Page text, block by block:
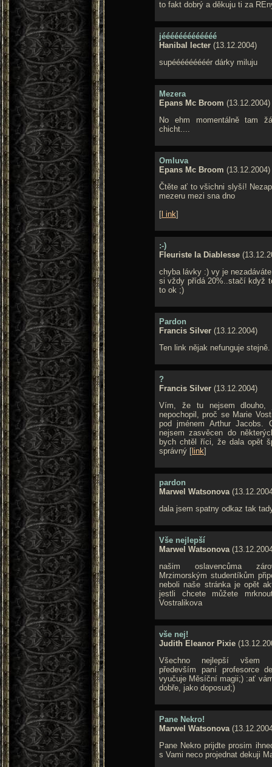
to fakt dobrý a děkuju ti za
jééééééééééééé
Hanibal lecter (13.12.2004)
supééééééééér dárky miluju
Mezera
Epans Mc Broom (13.12.2004)
No ehm momentálně tam
chicht....
Omluva
Epans Mc Broom (13.12.2004)
Čtěte ať to všichni slyší!
mezeru mezi sna dno
[ l ink]
:-)
Fleuriste la Diablesse
chyba lávky :) vy je
si vždy přídá 20%..stačí když
to ok ;)
Pardon
Francis Silver (13.12.2004)
Ten link nějak nefunguje
?
Francis Silver (13.12.2004)
Vím, že tu nejsem dlouho,
nepochopil, proč se Marie
pod jménem Arthur Jacobs.
nejsem zasvěcen do
bych chtěl říci, že dala opět
správný [ link]
pardon
Marwel Watsonova
dala jsem spatny odkaz tak
Vše nejlepší
Marwel Watsonova
našim oslavencůma
Mrzimorským studentíkům
neboli naše stránka je opět
jestli chcete můžete
Vostralikova
vše nej!
Judith Eleanor Pixie
Všechno nejlepší všem
především paní profesorce
vyučuje Měsíční magii;) :ať
dobře, jako doposud;)
Pane Nekro!
Marwel Watsonova
Pane Nekro prijdte prosim
s Vami neco projednat dekuji